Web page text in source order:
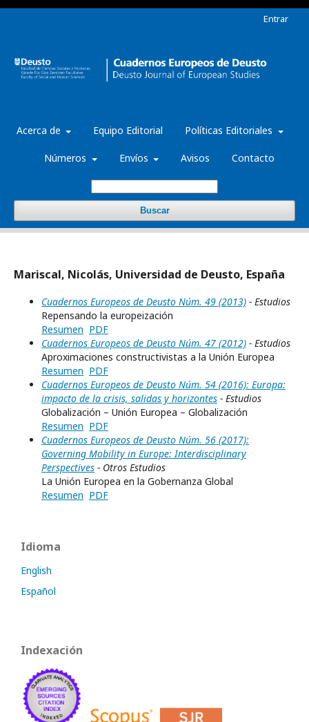
Acerca de Equipo Editorial Políticas Editoriales
Números Envíos Avisos Contacto
Buscar
Entrar
Mariscal, Nicolás, Universidad de Deusto, España
Cuadernos Europeos de Deusto Núm. 49 (2013) - Estudios
Repensando la europeización
Resumen PDF
Cuadernos Europeos de Deusto Núm. 47 (2012) - Estudios
Aproximaciones constructivistas a la Unión Europea
Resumen PDF
Cuadernos Europeos de Deusto Núm. 54 (2016): Europa:
impacto de la crisis, salidas y horizontes - Estudios
Globalización – Unión Europea – Globalización
Resumen PDF
Cuadernos Europeos de Deusto Núm. 56 (2017):
Governing Mobility in Europe: Interdisciplinary
Perspectives - Otros Estudios
La Unión Europea en la Gobernanza Global
Resumen PDF
Idioma
English
Español
Indexación